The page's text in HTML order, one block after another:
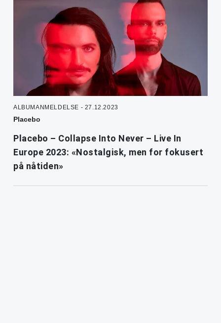
ALBUMANMELDELSE - 27.12.2023
Placebo
Placebo – Collapse Into Never – Live In
Europe 2023: «Nostalgisk, men for fokusert
på nåtiden»